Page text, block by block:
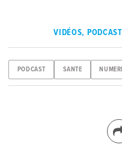
VIDÉOS,
PODCAST SANTE